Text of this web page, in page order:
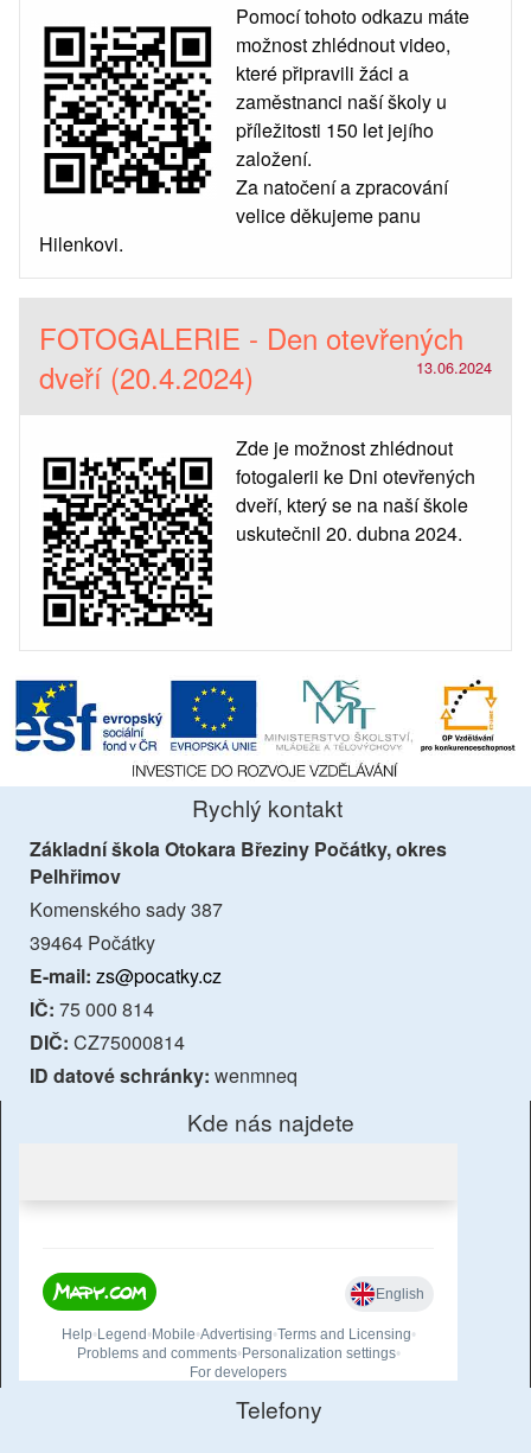
Pomocí tohoto odkazu máte
možnost zhlédnout video,
které připravili žáci a
zaměstnanci naší školy u
příležitosti 150 let jejího
založení.
Za natočení a zpracování
velice děkujeme panu
Hilenkovi.
FOTOGALERIE - Den otevřených
dveří (20.4.2024)
13.06.2024
Zde je možnost zhlédnout
fotogalerii ke Dni otevřených
dveří, který se na naší škole
uskutečnil 20. dubna 2024.
Rychlý kontakt
Základní škola Otokara Březiny Počátky, okres
Pelhřimov
Komenského sady 387
39464 Počátky
E-mail: zs@pocatky.cz
IČ: 75 000 814
DIČ: CZ75000814
ID datové schránky: wenmneq
Kde nás najdete
Telefony